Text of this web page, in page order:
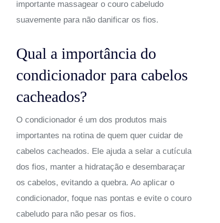
importante massagear o couro cabeludo
suavemente para não danificar os fios.
Qual a importância do
condicionador para cabelos
cacheados?
O condicionador é um dos produtos mais
importantes na rotina de quem quer cuidar de
cabelos cacheados. Ele ajuda a selar a cutícula
dos fios, manter a hidratação e desembaraçar
os cabelos, evitando a quebra. Ao aplicar o
condicionador, foque nas pontas e evite o couro
cabeludo para não pesar os fios.